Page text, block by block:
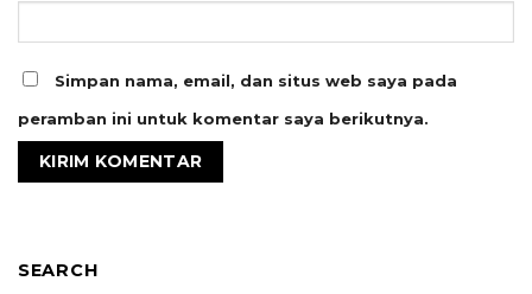
Simpan nama, email, dan situs web saya pada
peramban ini untuk komentar saya berikutnya.
SEARCH